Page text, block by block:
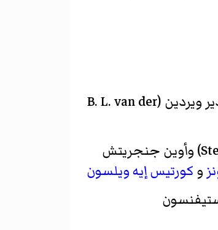
(Willy Hartner) وأوتو نيوجيباوير (Otto Neugebauer) وبي إل فان دير ويردين (B. L. van der
(Stephen J. Dick) وأوين جنجريتش
و كورتيس إيه ويلسون